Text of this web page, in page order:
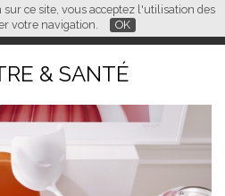
ce site, vous acceptez l'utilisation des
votre navigation.
OK
FR EN CN
& SANTÉ